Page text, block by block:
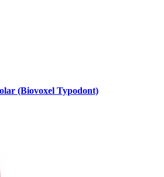
(Biovoxel Typodont)